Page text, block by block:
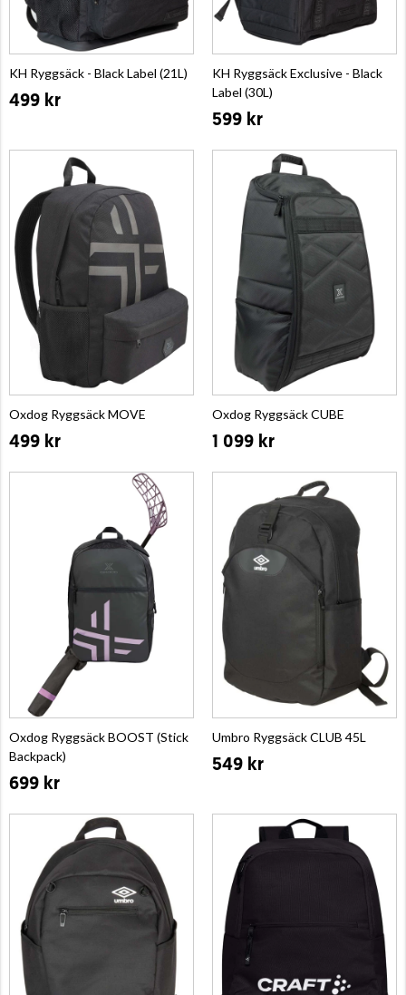
KH Ryggsäck - Black Label (21L)
499 kr
KH Ryggsäck Exclusive - Black
Label (30L)
599 kr
Oxdog Ryggsäck MOVE
499 kr
Oxdog Ryggsäck CUBE
1 099 kr
Oxdog Ryggsäck BOOST (Stick
Backpack)
699 kr
Umbro Ryggsäck CLUB 45L
549 kr